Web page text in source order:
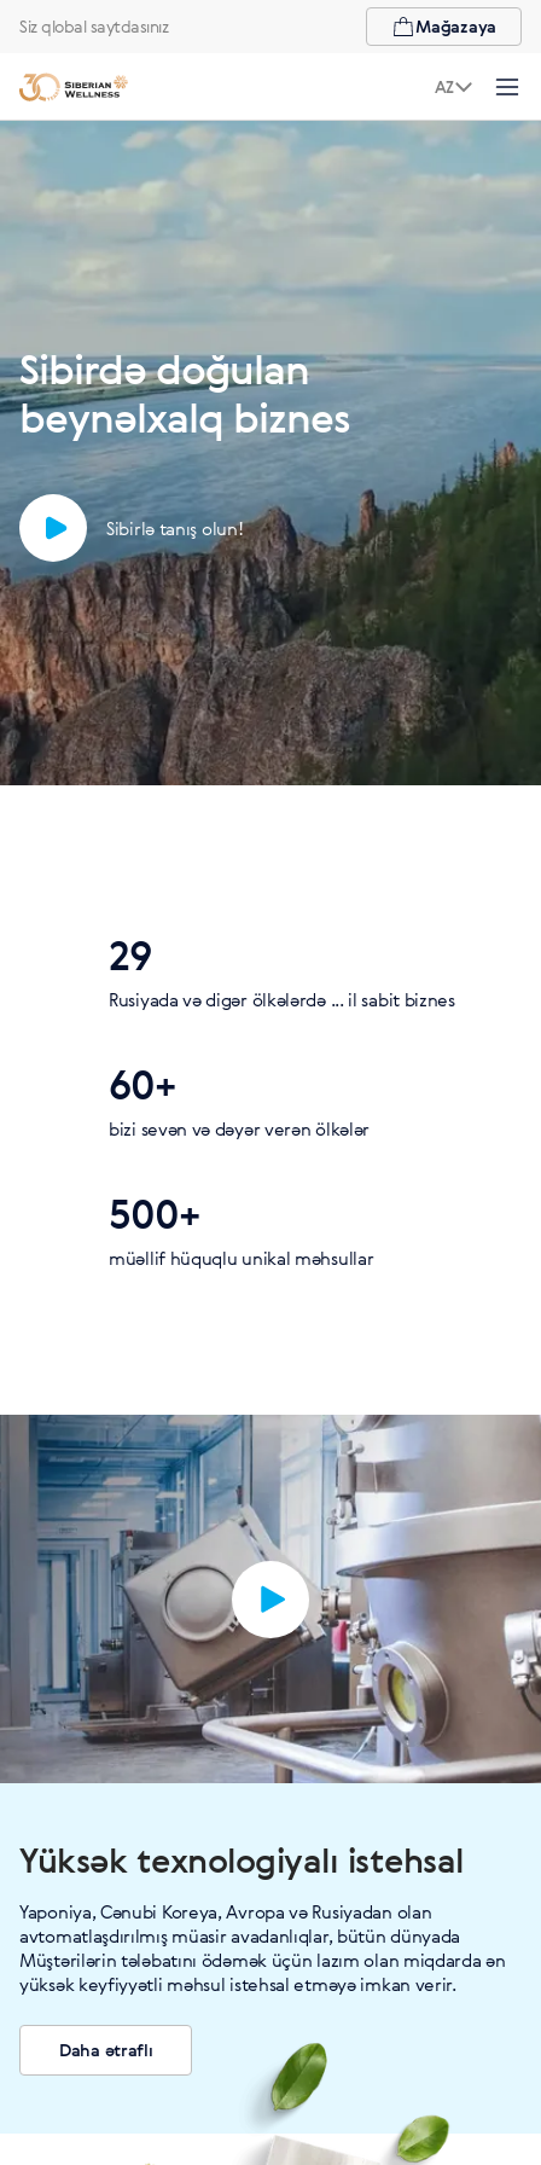
Siz qlobal saytdasınız Mağazaya
AZ
Sibirdə doğulan
beynəlxalq biznes
Sibirlə tanış olun!
29
Rusiyada və digər ölkələrdə ... il sabit biznes
60+
bizi sevən və dəyər verən ölkələr
500+
müəllif hüquqlu unikal məhsullar
Yüksək texnologiyalı istehsal
Yaponiya, Cənubi Koreya, Avropa və Rusiyadan olan
avtomatlaşdırılmış müasir avadanlıqlar, bütün dünyada
Müştərilərin tələbatını ödəmək üçün lazım olan miqdarda ən
yüksək keyfiyyətli məhsul istehsal etməyə imkan verir.
Daha ətraflı